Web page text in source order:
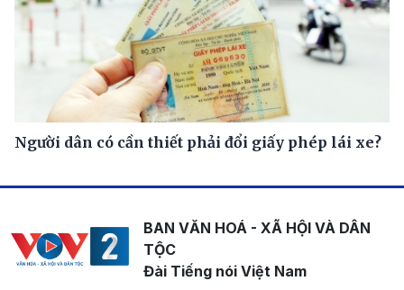
Người dân có cần thiết phải đổi giấy phép lái xe?
BAN VĂN HOÁ - XÃ HỘI VÀ DÂN
TỘC
Đài Tiếng nói Việt Nam